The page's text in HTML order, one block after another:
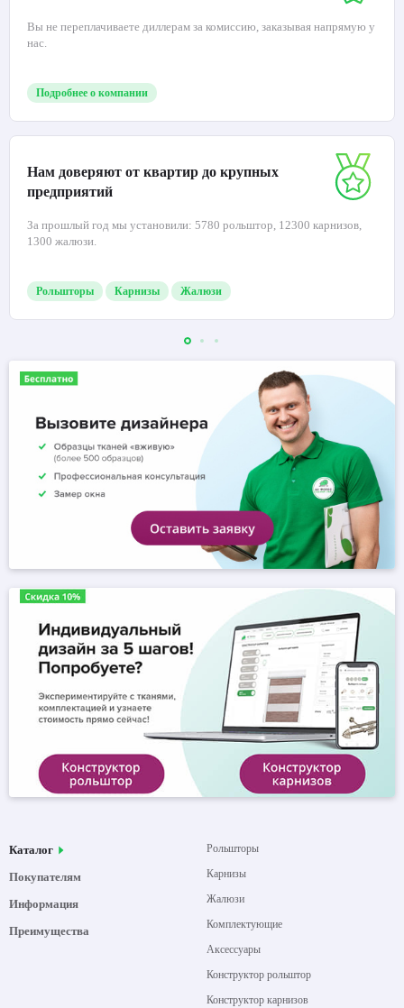
Вы не переплачиваете диллерам за комиссию, заказывая напрямую у
нас.
Подробнее о компании
Нам доверяют от квартир до крупных
предприятий
За прошлый год мы установили: 5780 рольштор, 12300 карнизов,
1300 жалюзи.
Рольшторы Карнизы Жалюзи
Каталог
Покупателям
Информация
Преимущества
Рольшторы
Карнизы
Жалюзи
Комплектующие
Аксессуары
Конструктор рольштор
Конструктор карнизов